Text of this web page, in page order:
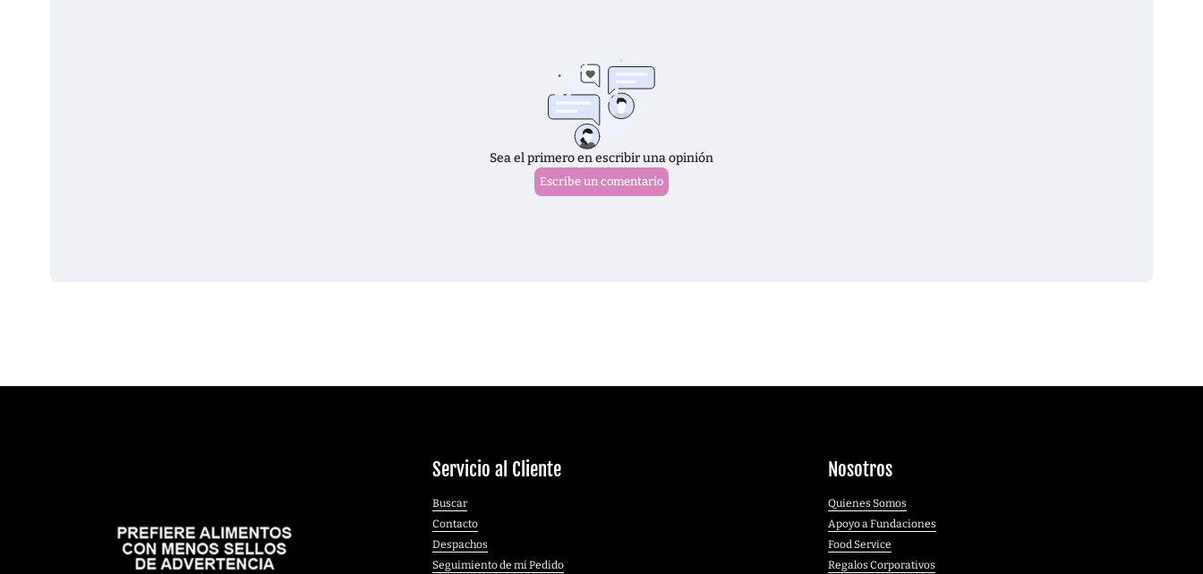
Servicio al Cliente
Buscar
Contacto
Despachos
Seguimiento de mi Pedido
Nosotros
Quienes Somos
Apoyo a Fundaciones
Food Service
Regalos Corporativos